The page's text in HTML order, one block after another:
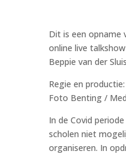
Dit is een opname
online live
Beppie van der
Regie en
Foto Benting /
In de Covid
scholen niet
organiseren. In